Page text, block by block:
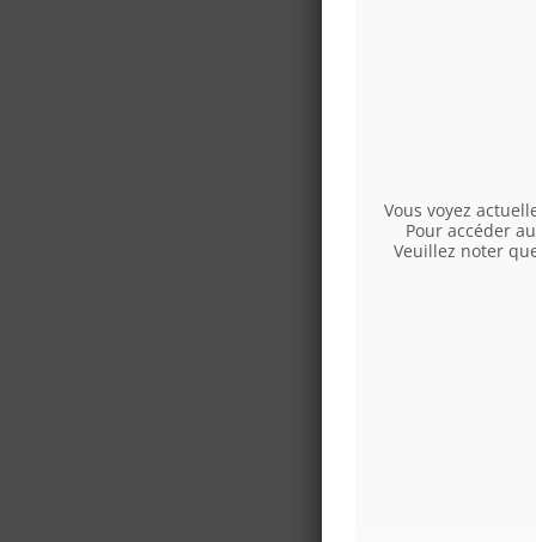
Vous voyez
Pour accéder
Veuillez noter